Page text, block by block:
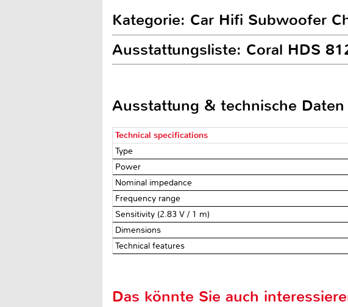
Kategorie: Car Hifi Subwoofer
Ausstattungsliste: Coral HDS
Ausstattung & technische Daten
Technical specifications
Type
Power
Nominal impedance
Frequency range
Sensitivity (2.83 V / 1 m)
Dimensions
Technical features
Das könnte Sie auch